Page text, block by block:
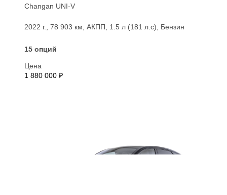
Changan UNI-V
2022 г., 78 903 км, АКПП, 1.5 л (181 л.с), Бензин
15 опций
Цена
1 880 000 ₽